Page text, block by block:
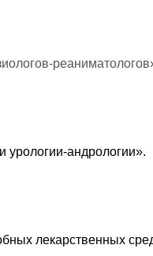
урологии-андрологии».
лекарственных